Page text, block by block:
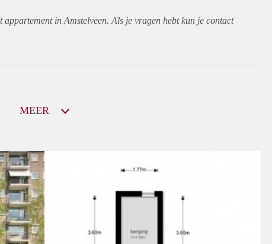
appartementin Amstelveen. Als je vragen hebt kun je contact
MEER